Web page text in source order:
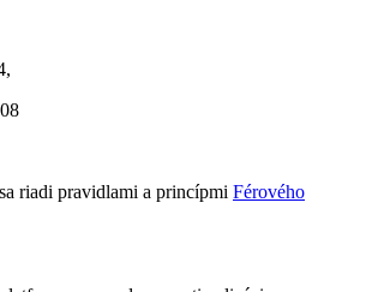
riadi pravidlami a princípmi Férového